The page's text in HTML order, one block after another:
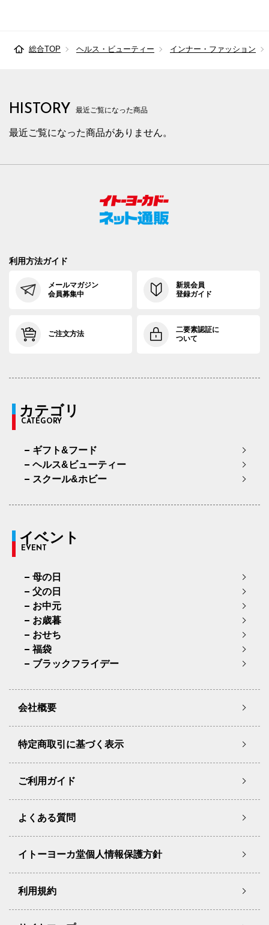
総合TOP ヘルス・ビューティー インナー・ファッション
HISTORY 最近ご覧になった商品
最近ご覧になった商品がありません。
利用方法ガイド
メールマガジン
会員募集中
新規会員
登録ガイド
ご注文方法
二要素認証に
ついて
カテゴリ
CATEGORY
ギフト&フード
ヘルス&ビューティー
スクール&ホビー
イベント
EVENT
母の日
父の日
お中元
お歳暮
おせち
福袋
ブラックフライデー
会社概要
特定商取引に基づく表示
ご利用ガイド
よくある質問
イトーヨーカ堂個人情報保護方針
利用規約